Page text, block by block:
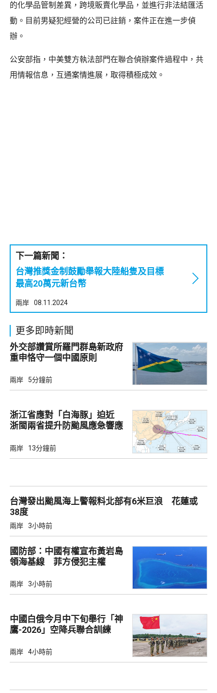
的化學品管制差異，跨境販賣化學品，並進行非法結匯活
動。目前男疑犯經營的公司已註銷，案件正在進一步偵
辦。
公安部指，中美雙方執法部門在聯合偵辦案件過程中，共
用情報信息，互通案情進展，取得積極成效。
下一篇新聞：
台灣推獎金制鼓勵舉報大陸船隻及目標
最高20萬元新台幣
兩岸 08.11.2024
更多即時新聞
外交部讚賞所羅門群島新政府
重申恪守一個中國原則
兩岸 5分鐘前
浙江省應對「白海豚」迫近
浙閩兩省提升防颱風應急響應
兩岸 13分鐘前
台灣發出颱風海上警報料北部有6米巨浪 花蓮或
38度
兩岸 3小時前
國防部：中國有權宣布黃岩島
領海基線 菲方侵犯主權
兩岸 3小時前
中國白俄今月中下旬舉行「神
鷹-2026」空降兵聯合訓練
兩岸 4小時前